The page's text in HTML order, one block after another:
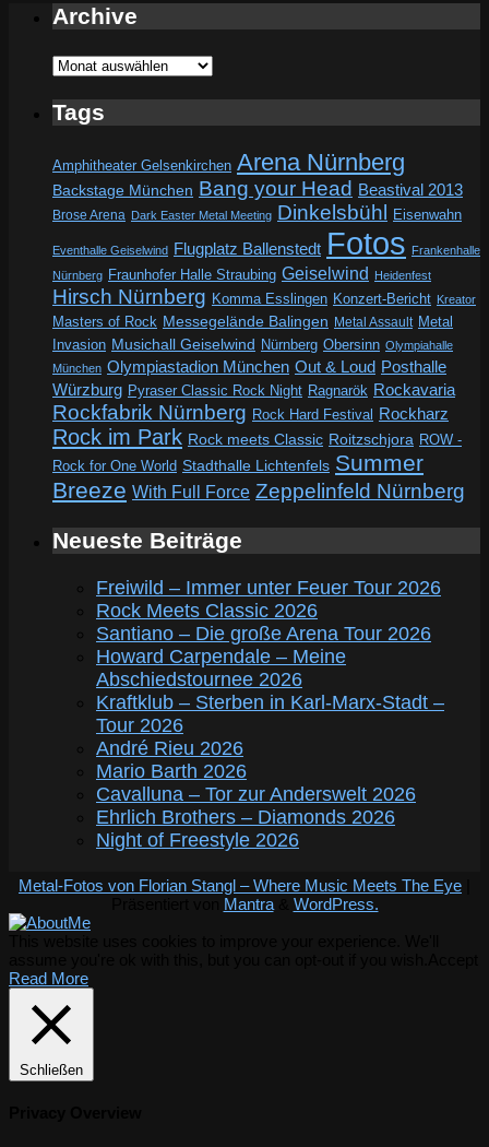
Archive
Archive
Tags
Amphitheater Gelsenkirchen Arena Nürnberg
Backstage München Bang your Head Beastival 2013
Brose Arena Dark Easter Metal Meeting Dinkelsbühl Eisenwahn
Eventhalle Geiselwind Flugplatz Ballenstedt Fotos Frankenhalle
Nürnberg Fraunhofer Halle Straubing Geiselwind Heidenfest
Hirsch Nürnberg Komma Esslingen Konzert-Bericht Kreator
Masters of Rock Messegelände Balingen Metal Assault Metal
Invasion Musichall Geiselwind Nürnberg Obersinn Olympiahalle
München Olympiastadion München Out & Loud Posthalle
Würzburg Pyraser Classic Rock Night Ragnarök Rockavaria
Rockfabrik Nürnberg Rock Hard Festival Rockharz
Rock im Park Rock meets Classic Roitzschjora ROW -
Rock for One World Stadthalle Lichtenfels Summer
Breeze With Full Force Zeppelinfeld Nürnberg
Neueste Beiträge
Freiwild – Immer unter Feuer Tour 2026
Rock Meets Classic 2026
Santiano – Die große Arena Tour 2026
Howard Carpendale – Meine
Abschiedstournee 2026
Kraftklub – Sterben in Karl-Marx-Stadt –
Tour 2026
André Rieu 2026
Mario Barth 2026
Cavalluna – Tor zur Anderswelt 2026
Ehrlich Brothers – Diamonds 2026
Night of Freestyle 2026
Metal-Fotos von Florian Stangl – Where Music Meets The Eye
Mantra& WordPress.
Read More
Schließen